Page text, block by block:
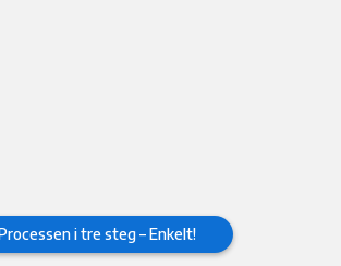
i tre steg – Enkelt!